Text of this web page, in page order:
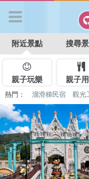
APP登入
首 頁
搜尋景點
好康優惠
最新消息
附近景點 搜尋
親子玩樂 親子
熱門： 溜滑梯民宿 觀光
特色遊戲場
親子住房優惠